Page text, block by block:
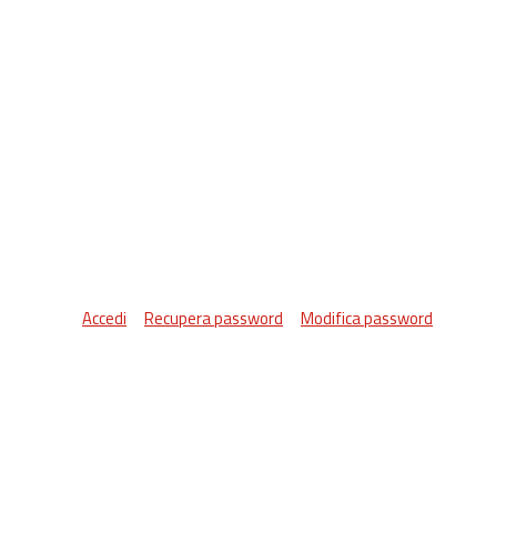
Accedi Recupera password Modifica password